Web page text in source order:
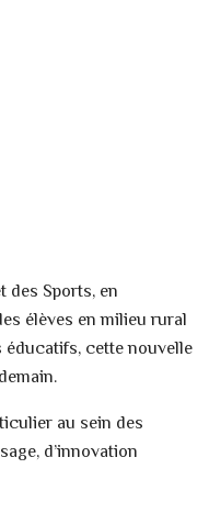
Sports, en
élèves en milieu rural
cette nouvelle
au sein des
d’innovation